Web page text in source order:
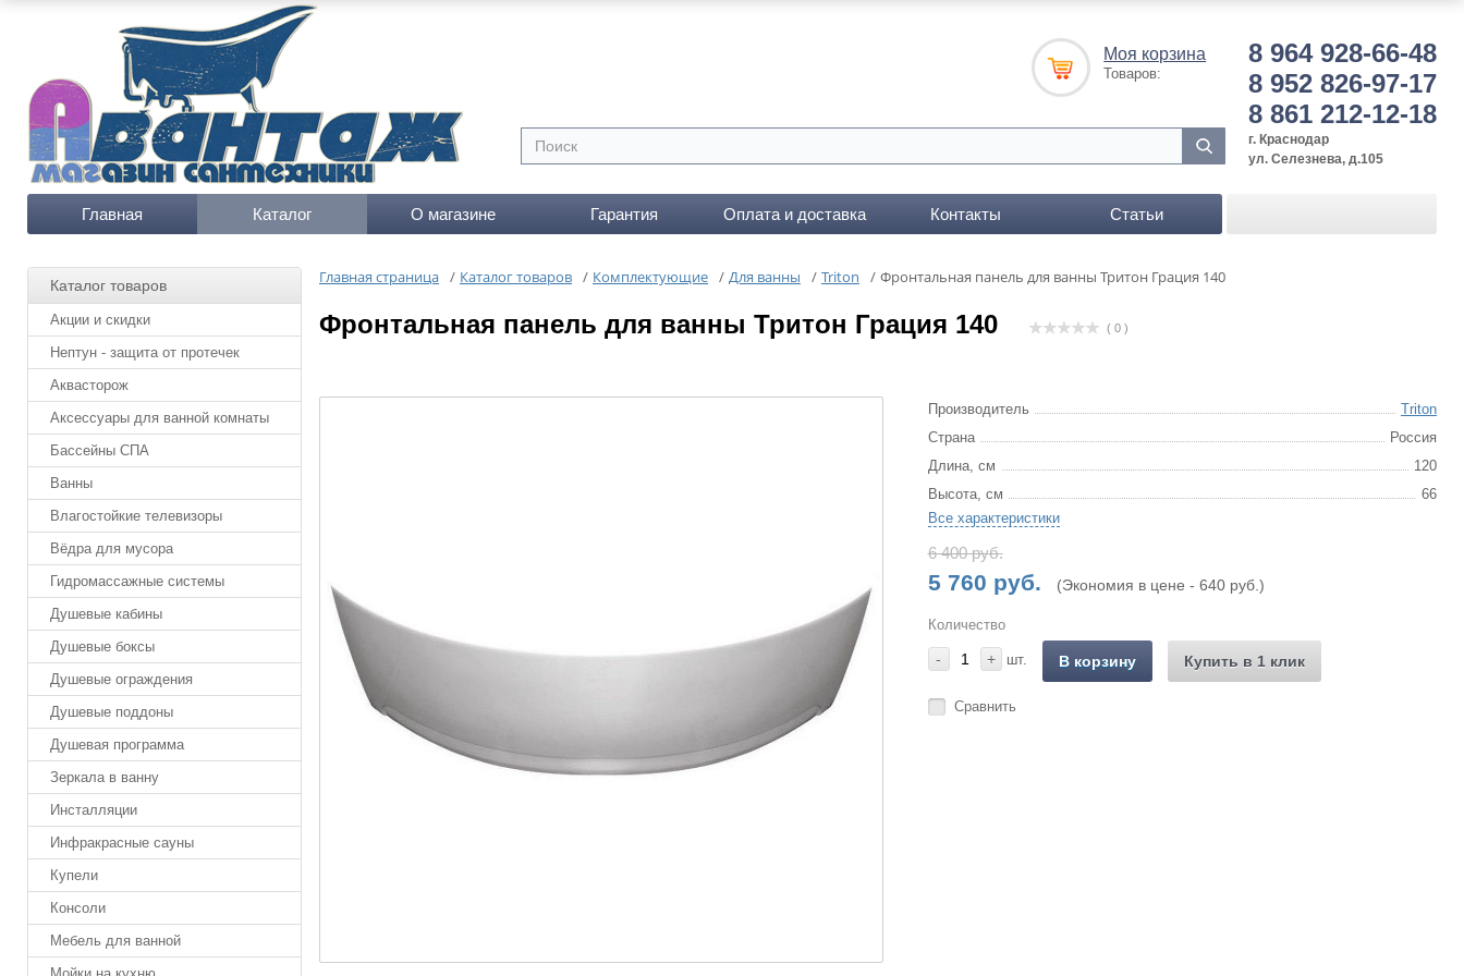
8 964 928-66-48
8 952 826-97-17
8 861 212-12-18
г. Краснодар
ул. Селезнева, д.105
Моя корзина
Товаров:
Главная Каталог О магазине Гарантия Оплата и доставка Контакты Статьи
Каталог товаров
Акции и скидки
Нептун - защита от протечек
Аквасторож
Аксессуары для ванной комнаты
Бассейны СПА
Ванны
Влагостойкие телевизоры
Вёдра для мусора
Гидромассажные системы
Душевые кабины
Душевые боксы
Душевые ограждения
Душевые поддоны
Душевая программа
Зеркала в ванну
Инсталляции
Инфракрасные сауны
Купели
Консоли
Мебель для ванной
Главная страница / Каталог товаров / Комплектующие / Для ванны / Triton / Фронтальная панель для ванны Тритон Грация 140
Фронтальная панель для ванны Тритон Грация 140 ( 0 )
Производитель
Triton
Страна
Россия
Длина, см
120
Высота, см
66
Все характеристики
6 400 руб.
5 760 руб. (Экономия в цене - 640 руб.)
Количество
- + шт. В корзину Купить в 1 клик
Сравнить